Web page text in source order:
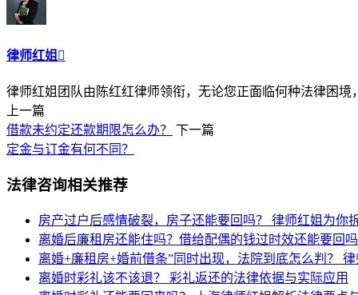
律师红姐 
律师红姐团队由陈红红律师领衔，无论您正面临何种法律困
上一篇
借款未约定还款期限怎么办？
下一篇
定金与订金有何不同？
法律咨询相关推荐
房产过户后感情破裂，房子还能要回吗？ 律师红姐为你
离婚后廉租房还能住吗？借给配偶的钱过时效还能要回
离婚+廉租房+婚前借条”同时出现，法院到底怎么判？ 律
离婚时彩礼该不该退？ 彩礼返还的法律依据与实际应用